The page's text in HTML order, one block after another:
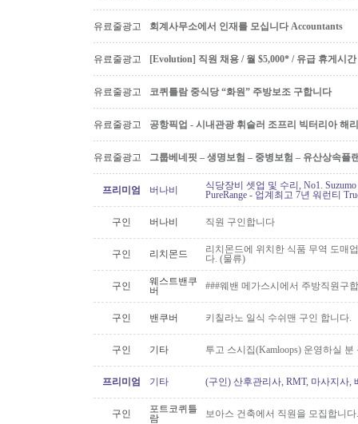
유료줄광고 회계사무소에서 인재를 모십니다 Accountants
유료줄광고 [Evolution] 직원 채용 / 월 $5,000* / 유급 휴게시
유료줄광고 코퀴틀람 중식당 “화원” 주방보조 구합니다
유료줄광고 공항픽업 - 시내관광 휘슬러 조프리 빅터리아 해
유료줄광고 그룹베네핏 – 생명보험 – 중병보험 – 유산상속플
프리미엄 버나비
식당장비 셋업 및 수리, No1.
PureRange - 업계최고 7년 워런티
구인 버나비 직원 구인합니다
구인 리치몬드
리치몬드에 위치한 식품 무역 도매
다. (물류)
구인
웨스트밴쿠
버
###웨밴 메가스시에서 주방직원구
구인 밴쿠버 키칠라노 일식 수쉬맨 구인 합니다.
구인 기타 투고 스시집(Kamloops) 운영하실
프리미엄 기타 (구인) 산후관리사, RMT, 마사지사,
구인
포트코퀴틀
람
보아스 건축에서 직원을 모집합니다.